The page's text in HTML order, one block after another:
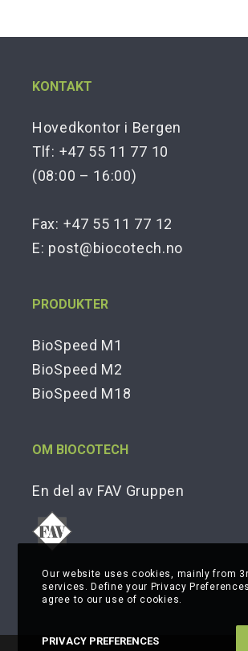
KONTAKT
Hovedkontor i Bergen
Tlf: +47 55 11 77 10
(08:00 – 16:00)
Fax: +47 55 11 77 12
E: post@biocotech.no
PRODUKTER
BioSpeed M1
BioSpeed M2
BioSpeed M18
OM BIOCOTECH
En del av FAV Gruppen
Our website uses cookies, mainly from
services. Define your Privacy
agree to our use of cookies.
PRIVACY PREFERENCES